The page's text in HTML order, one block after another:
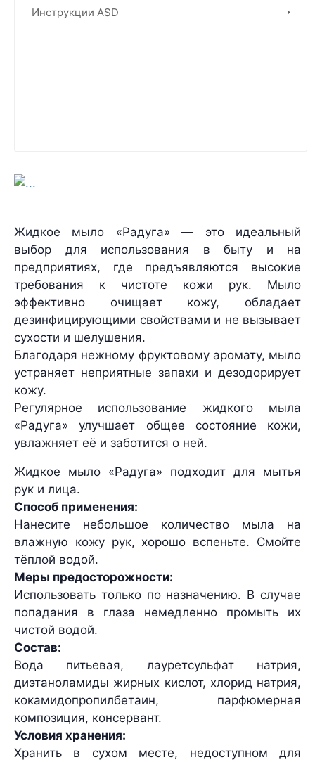
Инструкции ASD
Жидкое мыло «Радуга» — это идеальный
выбор для использования в быту и на
предприятиях, где предъявляются высокие
требования к чистоте кожи рук. Мыло
эффективно очищает кожу, обладает
дезинфицирующими свойствами и не вызывает
сухости и шелушения.
Благодаря нежному фруктовому аромату, мыло
устраняет неприятные запахи и дезодорирует
кожу.
Регулярное использование жидкого мыла
«Радуга» улучшает общее состояние кожи,
увлажняет её и заботится о ней.
Жидкое мыло «Радуга» подходит для мытья
рук и лица.
Способ применения:
Нанесите небольшое количество мыла на
влажную кожу рук, хорошо вспеньте. Смойте
тёплой водой.
Меры предосторожности:
Использовать только по назначению. В случае
попадания в глаза немедленно промыть их
чистой водой.
Состав:
Вода питьевая, лауретсульфат натрия,
диэтаноламиды жирных кислот, хлорид натрия,
кокамидопропилбетаин, парфюмерная
композиция, консервант.
Условия хранения:
Хранить в сухом месте, недоступном для